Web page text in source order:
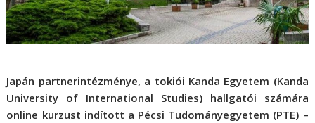
Japán partnerintézménye, a tokiói Kanda Egyetem (Kanda
University of International Studies) hallgatói számára
online kurzust indított a Pécsi Tudományegyetem (PTE) –